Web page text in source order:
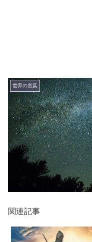
世界の言葉
関連記事